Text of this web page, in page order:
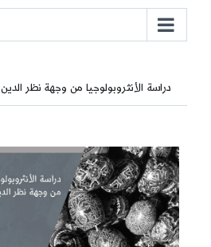
دراسة الأنثروبولوجيا من وجهة نظر الدين